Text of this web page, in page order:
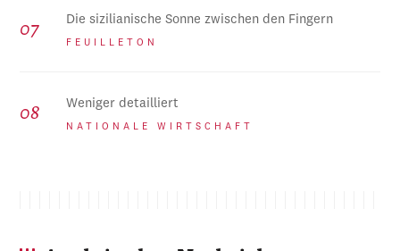
Die sizilianische Sonne zwischen den Fingern
FEUILLETON
Weniger detailliert
NATIONALE WIRTSCHAFT